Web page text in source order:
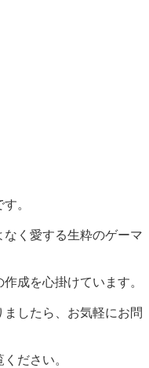
。
く愛する生粋のゲーマ
成を心掛けています。
したら、お気軽にお問
ださい。